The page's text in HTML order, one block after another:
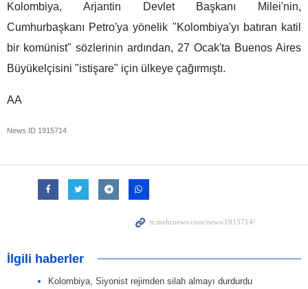
Kolombiya, Arjantin Devlet Başkanı Milei'nin,
Cumhurbaşkanı Petro'ya yönelik "Kolombiya'yı batıran katil
bir komünist" sözlerinin ardından, 27 Ocak'ta Buenos Aires
Büyükelçisini "istişare" için ülkeye çağırmıştı.
AA
News ID 1915714
İlgili haberler
Kolombiya, Siyonist rejimden silah almayı durdurdu